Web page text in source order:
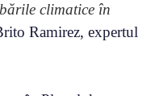
climatice în
Ramirez, expertul